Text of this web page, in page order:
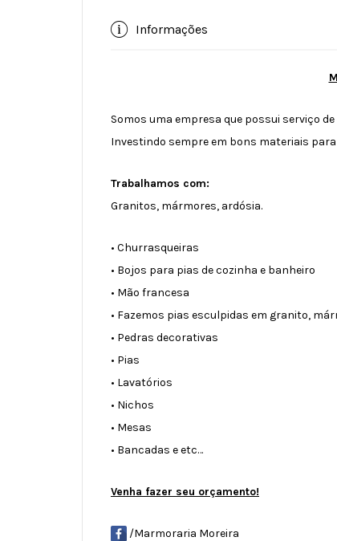
Informações
Somos uma empresa que possui serviço
Investindo sempre em bons materiais
Trabalhamos com:
Granitos, mármores, ardósia.
• Churrasqueiras
• Bojos para pias de cozinha e banheiro
• Mão francesa
• Fazemos pias esculpidas em granito,
• Pedras decorativas
• Pias
• Lavatórios
• Nichos
• Mesas
• Bancadas e etc…
Venha fazer seu orçamento!
/Marmoraria Moreira